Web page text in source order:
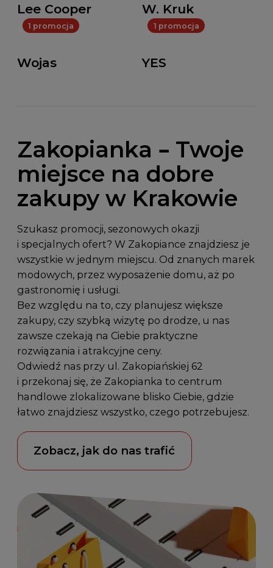
Lee Cooper W. Kruk
1 promocja
Wojas
1 promocja
YES
Zakopianka – Twoje
miejsce na dobre
zakupy w Krakowie
Szukasz promocji, sezonowych okazji
i specjalnych ofert? W Zakopiance znajdziesz je
wszystkie w jednym miejscu. Od znanych marek
modowych, przez wyposażenie domu, aż po
gastronomię i usługi.
Bez względu na to, czy planujesz większe
zakupy, czy szybką wizytę po drodze, u nas
zawsze czekają na Ciebie praktyczne
rozwiązania i atrakcyjne ceny.
Odwiedź nas przy ul. Zakopiańskiej 62
i przekonaj się, że Zakopianka to centrum
handlowe zlokalizowane blisko Ciebie, gdzie
łatwo znajdziesz wszystko, czego potrzebujesz.
Zobacz, jak do nas trafić